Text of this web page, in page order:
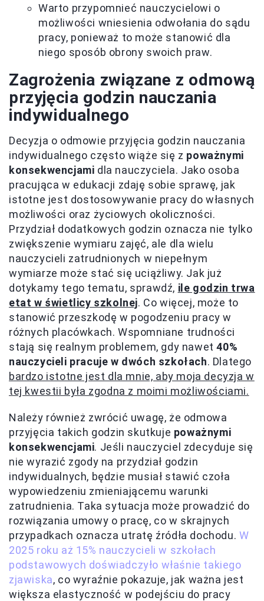
Warto przypomnieć nauczycielowi o
możliwości wniesienia odwołania do sądu
pracy, ponieważ to może stanowić dla
niego sposób obrony swoich praw.
Zagrożenia związane z odmową
przyjęcia godzin nauczania
indywidualnego
Decyzja o odmowie przyjęcia godzin nauczania
indywidualnego często wiąże się z poważnymi
konsekwencjami dla nauczyciela. Jako osoba
pracująca w edukacji zdaję sobie sprawę, jak
istotne jest dostosowywanie pracy do własnych
możliwości oraz życiowych okoliczności.
Przydział dodatkowych godzin oznacza nie tylko
zwiększenie wymiaru zajęć, ale dla wielu
nauczycieli zatrudnionych w niepełnym
wymiarze może stać się uciążliwy. Jak już
dotykamy tego tematu, sprawdź, ile godzin trwa
etat w świetlicy szkolnej. Co więcej, może to
stanowić przeszkodę w pogodzeniu pracy w
różnych placówkach. Wspomniane trudności
stają się realnym problemem, gdy nawet40%
nauczycieli pracuje w dwóch szkołach. Dlatego
bardzo istotne jest dla mnie, aby moja decyzja w
tej kwestii była zgodna z moimi możliwościami.
Należy również zwrócić uwagę, że odmowa
przyjęcia takich godzin skutkuje poważnymi
konsekwencjami. Jeśli nauczyciel zdecyduje się
nie wyrazić zgody na przydział godzin
indywidualnych, będzie musiał stawić czoła
wypowiedzeniu zmieniającemu warunki
zatrudnienia. Taka sytuacja może prowadzić do
rozwiązania umowy o pracę, co w skrajnych
przypadkach oznacza utratę źródła dochodu. W
2025 roku aż 15% nauczycieli w szkołach
podstawowych doświadczyło właśnie takiego
zjawiska, co wyraźnie pokazuje, jak ważna jest
większa elastyczność w podejściu do pracy